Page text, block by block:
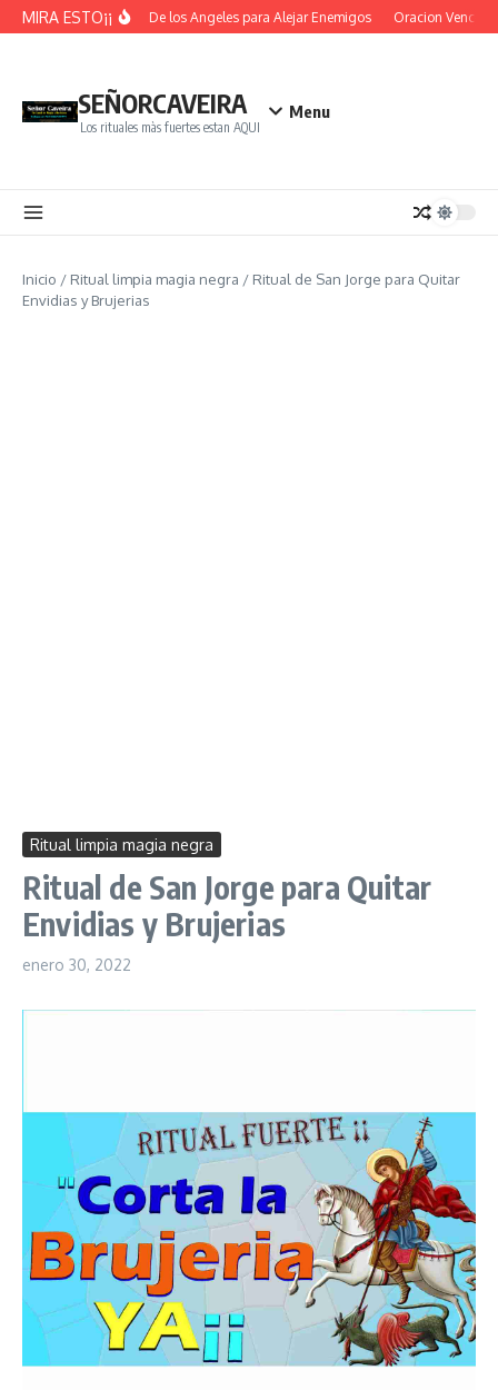
Saltar al contenido
MIRA ESTO¡¡Oracion De los Angeles para Alejar Enemigos Oracion Vence
SEÑORCAVEIRA
Los rituales màs fuertes estan AQUI
Menu
Inicio / Ritual limpia magia negra / Ritual de San Jorge para Quitar
Envidias y Brujerias
Ritual limpia magia negra
Ritual de San Jorge para Quitar
Envidias y Brujerias
enero 30, 2022